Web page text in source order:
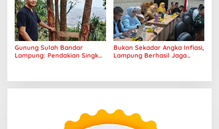
Gunung Sulah Bandar
Lampung: Pendakian Singkat
Bukan Sekadar Angka Inflasi,
Lampung Berhasil Jaga